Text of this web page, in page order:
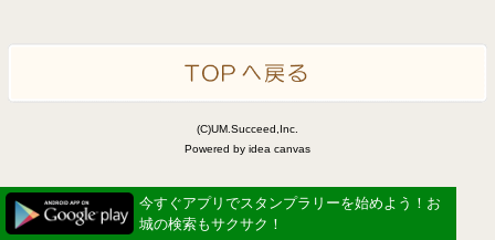
(C)UM.Succeed,Inc.
Powered by idea canvas
今すぐアプリでスタンプラリーを始めよう！お
城の検索もサクサク！